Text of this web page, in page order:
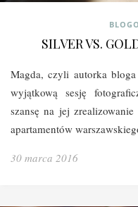
SILVER VS.
Magda, czyli autorka bloga
wyjątkową sesję
szansę na jej
apartamentów
30 marca 2016